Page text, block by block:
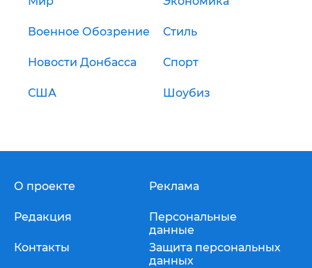
Военное Обозрение Стиль
Новости Донбасса Спорт
США Шоубиз
О проекте
Редакция
Контакты
Реклама
Персональные
данные
Защита персональных
данных